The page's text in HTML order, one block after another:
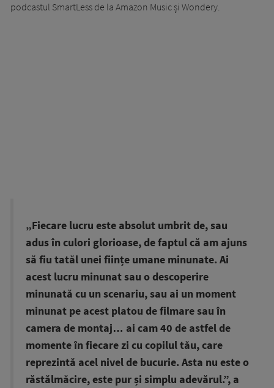
podcastul SmartLess de la Amazon Music și Wondery.
„Fiecare lucru este absolut umbrit de, sau
adus în culori glorioase, de faptul că am ajuns
să fiu tatăl unei ființe umane minunate. Ai
acest lucru minunat sau o descoperire
minunată cu un scenariu, sau ai un moment
minunat pe acest platou de filmare sau în
camera de montaj… ai cam 40 de astfel de
momente în fiecare zi cu copilul tău, care
reprezintă acel nivel de bucurie. Asta nu este o
răstălmăcire, este pur și simplu adevărul.”, a